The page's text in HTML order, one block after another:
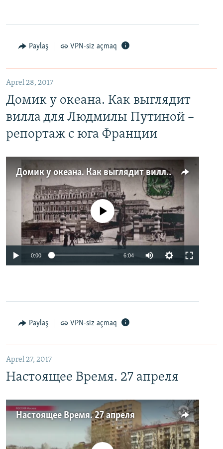
Paylaş VPN-siz açmaq
Aprel 28, 2017
Домик у океана. Как выглядит
вилла для Людмилы Путиной –
репортаж с юга Франции
Домик у океана. Как выглядит вилла для Людмилы Путиной – репортаж с юга Франции
No media source currently available
0:00 6:04
Paylaş VPN-siz açmaq
Aprel 27, 2017
Настоящее Время. 27 апреля
Настоящее Время. 27 апреля